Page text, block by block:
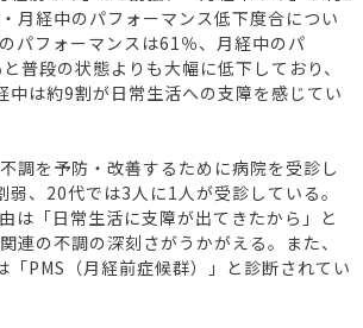
月経中のパフォーマンス低下度合につい
パフォーマンスは61％、月経中のパ
普段の状態よりも大幅に低下しており、
中は約9割が日常生活への支障を感じてい
調を予防・改善するために病院を受診し
弱、20代では3人に1人が受診している。
は「日常生活に支障が出てきたから」と
連の不調の深刻さがうかがえる。また、
「PMS（月経前症候群）」と診断されてい